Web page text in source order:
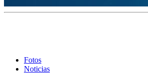
Fotos
Noticias
¿Cuándo se construyó la primera ermita?
El traslado cada siete años